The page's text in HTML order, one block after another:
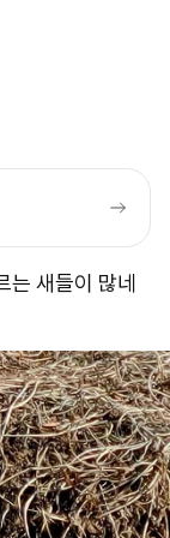
는 새들이 많네